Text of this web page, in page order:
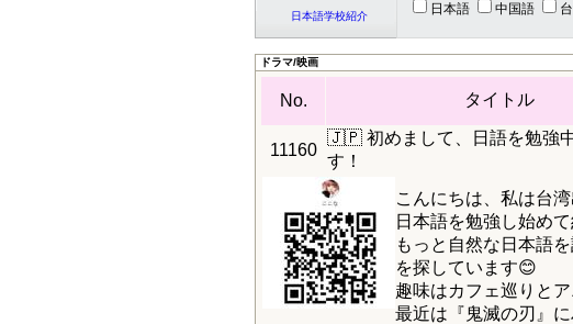
日本語学校紹介
ランティア募集
J&T PARTY
J&F House Kansai2
日本語
中国語
ドラマ/映画
No. タイトル
11160
🇯🇵 初めまして、日語を勉強
す！
こんにちは、私は台
日本語を勉強し始め
もっと自然な日本語
を探しています😊
趣味はカフェ巡りとア
最近は『鬼滅の刃』に